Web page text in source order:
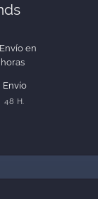
Envío
48 H.